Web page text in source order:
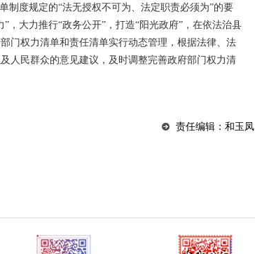
制度规定的“法无授权不可为、法定职责必须为”的要
，大力推行“政务公开”，打造“阳光政府”，在依法治县
门权力清单和责任清单实行动态管理，根据法律、法
人民群众的意见建议，及时调整完善政府部门权力清
责任编辑：和玉凤